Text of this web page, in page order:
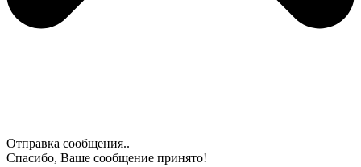
Отправка сообщения..
Спасибо, Ваше сообщение принято!